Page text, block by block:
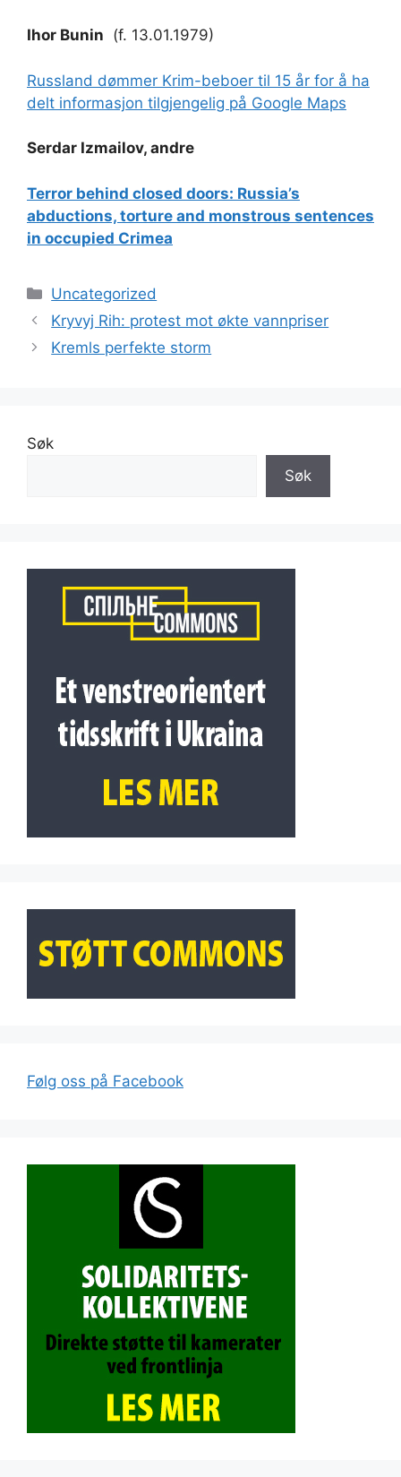
Ihor Bunin (f. 13.01.1979)
Russland dømmer Krim-beboer til 15 år for å ha
delt informasjon tilgjengelig på Google Maps
Serdar Izmailov, andre
Terror behind closed doors: Russia’s
abductions, torture and monstrous sentences
in occupied Crimea
Kategorier
Uncategorized
Kryvyj Rih: protest mot økte vannpriser
Kremls perfekte storm
Søk
Søk
Følg oss på Facebook